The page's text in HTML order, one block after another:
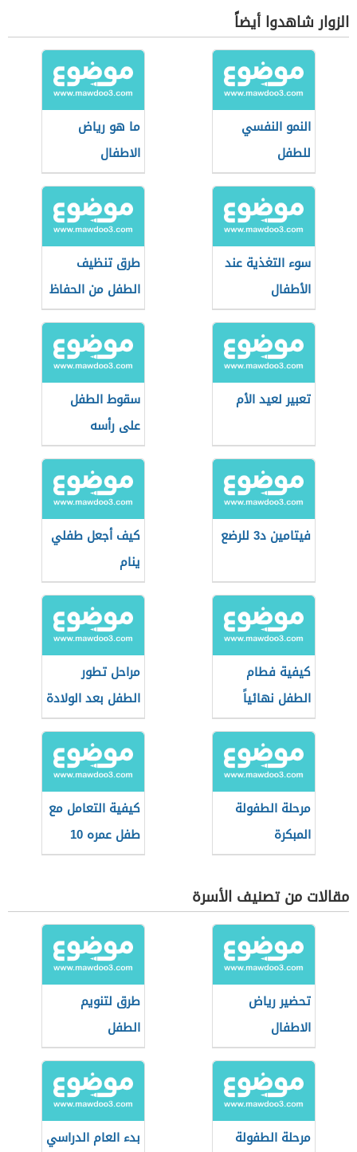
الزوار شاهدوا أيضاً
النمو النفسي
للطفل
ما هو رياض
الاطفال
سوء التغذية عند
الأطفال
طرق تنظيف
الطفل من الحفاظ
تعبير لعيد الأم
سقوط الطفل
على رأسه
فيتامين د3 للرضع
كيف أجعل طفلي
ينام
كيفية فطام
الطفل نهائياً
مراحل تطور
الطفل بعد الولادة
مرحلة الطفولة
المبكرة
كيفية التعامل مع
طفل عمره 10
شهور
مقالات من تصنيف الأسرة
تحضير رياض
الاطفال
طرق لتنويم
الطفل
مرحلة الطفولة
بدء العام الدراسي